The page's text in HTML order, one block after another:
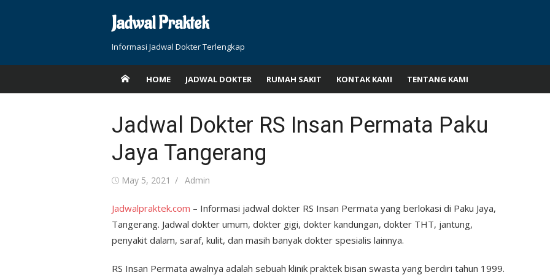
Jadwal Praktek
Informasi Jadwal Dokter Terlengkap
HOME JADWAL DOKTER RUMAH SAKIT KONTAK KAMI TENTANG KAMI
Jadwal Dokter RS Insan Permata Paku
Jaya Tangerang
Posted
May 5, 2021 Author
Admin
Jadwalpraktek.com – Informasi jadwal dokter RS Insan Permata yang berlokasi di Paku Jaya,
Tangerang. Jadwal dokter umum, dokter gigi, dokter kandungan, dokter THT, jantung,
penyakit dalam, saraf, kulit, dan masih banyak dokter spesialis lainnya.
RS Insan Permata awalnya adalah sebuah klinik praktek bisan swasta yang berdiri tahun 1999.